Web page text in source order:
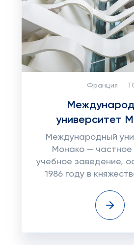
Франция
университет
Международный
Монако —
учебное заведение,
1986 году в